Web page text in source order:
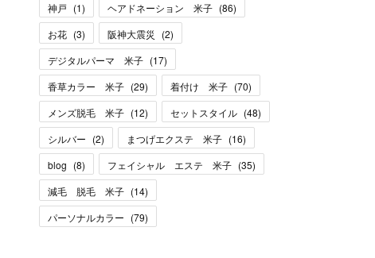
神戸 (1) ヘアドネーション 米子 (86)
お花 (3) 阪神大震災 (2)
デジタルパーマ 米子 (17)
香草カラー 米子 (29) 着付け 米子 (70)
メンズ脱毛 米子 (12) セットスタイル (48)
シルバー (2) まつげエクステ 米子 (16)
blog (8) フェイシャル エステ 米子 (35)
減毛 脱毛 米子 (14)
パーソナルカラー (79)